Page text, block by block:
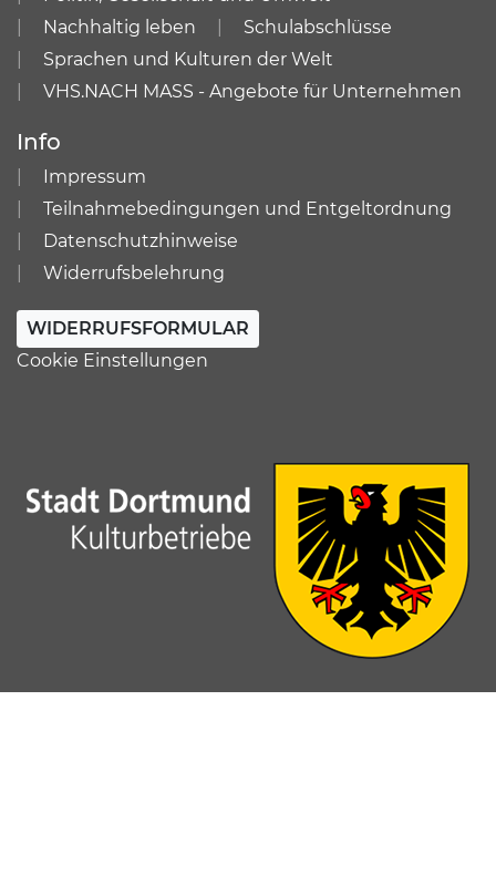
Nachhaltig leben
Schulabschlüsse
Sprachen und Kulturen der Welt
VHS.NACH MASS - Angebote für Unternehmen
Info
Impressum
Teilnahmebedingungen und Entgeltordnung
Datenschutzhinweise
Widerrufsbelehrung
WIDERRUFSFORMULAR
Cookie Einstellungen